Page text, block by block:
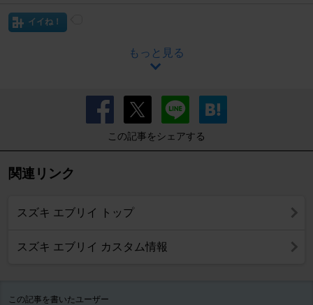
イイね！
もっと見る
この記事をシェアする
関連リンク
スズキ エブリイ トップ
スズキ エブリイ カスタム情報
この記事を書いたユーザー